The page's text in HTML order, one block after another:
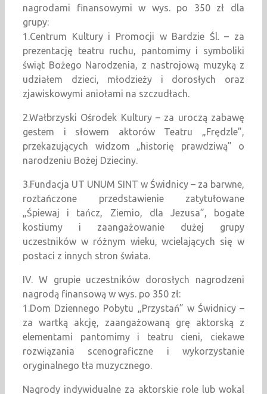
nagrodami finansowymi w wys. po 350 zł dla
grupy:
1.Centrum Kultury i Promocji w Bardzie Śl. – za
prezentację teatru ruchu, pantomimy i symboliki
świąt Bożego Narodzenia, z nastrojową muzyką z
udziałem dzieci, młodzieży i dorosłych oraz
zjawiskowymi aniołami na szczudłach.
2.Wałbrzyski Ośrodek Kultury – za uroczą zabawę
gestem i słowem aktorów Teatru „Frędzle”,
przekazujących widzom „historię prawdziwą” o
narodzeniu Bożej Dzieciny.
3.Fundacja UT UNUM SINT w Świdnicy – za barwne,
roztańczone przedstawienie zatytułowane
„Śpiewaj i tańcz, Ziemio, dla Jezusa”, bogate
kostiumy i zaangażowanie dużej grupy
uczestników w różnym wieku, wcielających się w
postaci z innych stron świata.
IV. W grupie uczestników dorosłych nagrodzeni
nagrodą finansową w wys. po 350 zł:
1.Dom Dziennego Pobytu „Przystań” w Świdnicy –
za wartką akcję, zaangażowaną grę aktorską z
elementami pantomimy i teatru cieni, ciekawe
rozwiązania scenograficzne i wykorzystanie
oryginalnego tła muzycznego.
Nagrody indywidualne za aktorskie role lub wokal